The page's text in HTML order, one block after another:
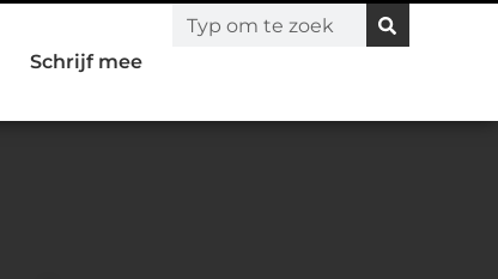
Schrijf mee